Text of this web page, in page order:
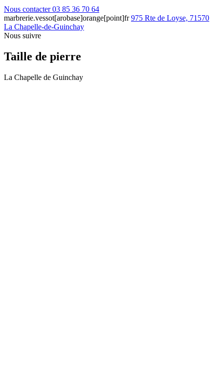
Nous contacter03 85 36 70 64
marbrerie.vessot[arobase]orange[point]fr975 Rte de Loyse, 71570
La Chapelle-de-Guinchay
Nous suivre
Taille de pierre
La Chapelle de Guinchay